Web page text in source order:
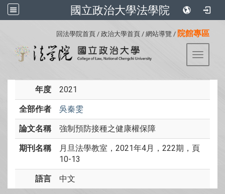
國立政治大學法學院
回法學院首頁 / 政治大學首頁 / 網站導覽 / 院館專區
Toggle
年度 2021
全部作者 吳秦雯
論文名稱 強制預防接種之健康權保障
期刊名稱
月旦法學教室，2021年4月，222期，頁
10-13
語言 中文